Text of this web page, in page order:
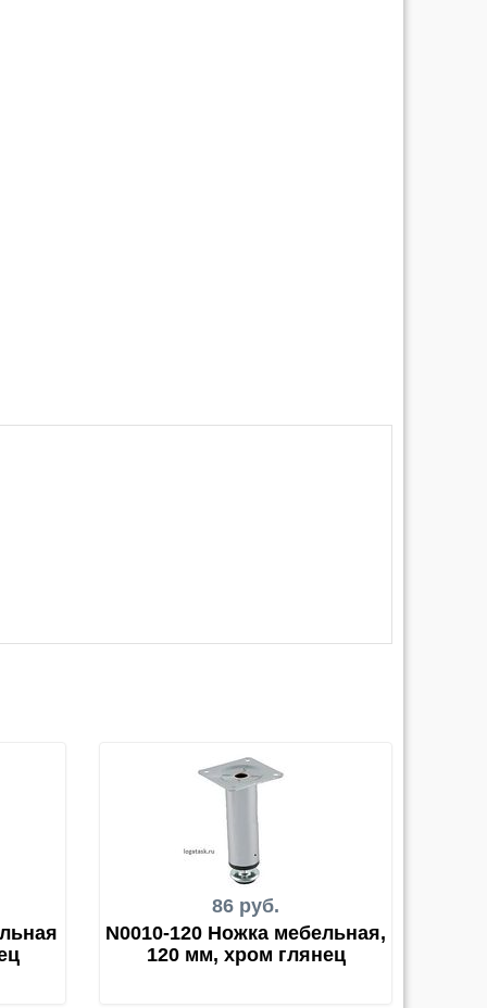
86 руб.
N0010-120 Ножка мебельная,
120 мм, хром глянец